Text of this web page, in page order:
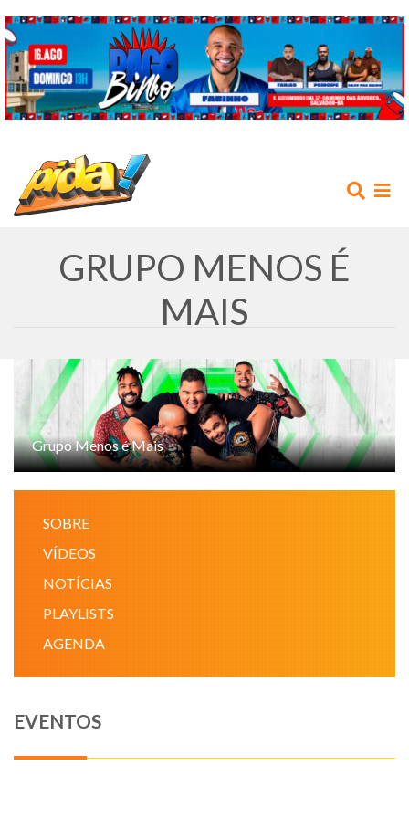
AGENDA
NOTÍCIAS
VÍDEOS
GRUPO MENOS É
MAIS
Grupo Menos é Mais
SOBRE
VÍDEOS
NOTÍCIAS
PLAYLISTS
AGENDA
EVENTOS